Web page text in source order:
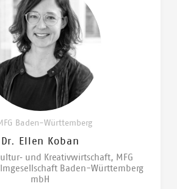
Baden-Württemberg
Dr. Ellen Koban
und Kreativwirtschaft, MFG
Baden-Württemberg
mbH